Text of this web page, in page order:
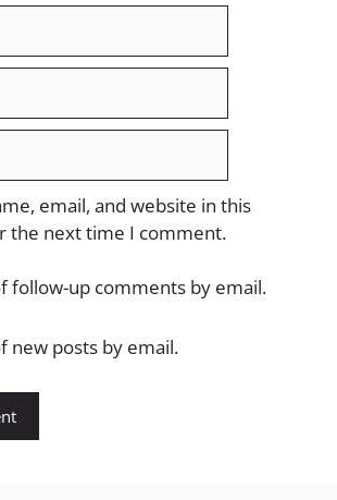
email, and website in this
the next time I comment.
follow-up comments by email.
new posts by email.